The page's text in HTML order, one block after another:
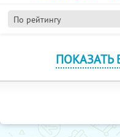
По рейтингу